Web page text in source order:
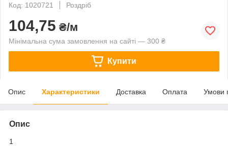
Код: 1020721
Роздріб
104,75 ₴/м
Мінімальна сума замовлення на сайті — 300 ₴
Купити
Опис Характеристики Доставка Оплата Умови
Опис
1